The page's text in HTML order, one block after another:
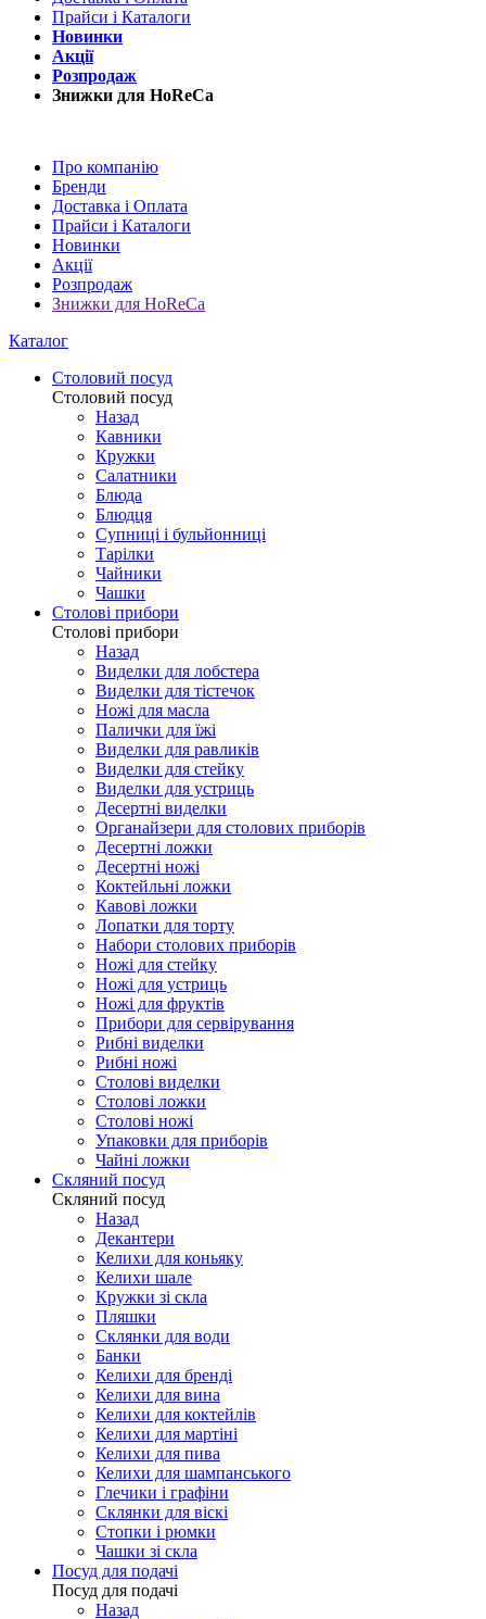
Прайси і Каталоги
Новинки
Акції
Розпродаж
Знижки для HoReCa
Про компанію
Бренди
Доставка і Оплата
Прайси і Каталоги
Новинки
Акції
Розпродаж
Знижки для HoReCa
Каталог
Столовий посуд
Столовий посуд
Назад
Кавники
Кружки
Салатники
Блюда
Блюдця
Супниці і бульйонниці
Тарілки
Чайники
Чашки
Столові прибори
Столові прибори
Назад
Виделки для лобстера
Виделки для тістечок
Ножі для масла
Палички для їжі
Виделки для равликів
Виделки для стейку
Виделки для устриць
Десертні виделки
Органайзери для столових приборів
Десертні ложки
Десертні ножі
Коктейльні ложки
Кавові ложки
Лопатки для торту
Набори столових приборів
Ножі для стейку
Ножі для устриць
Ножі для фруктів
Прибори для сервірування
Рибні виделки
Рибні ножі
Столові виделки
Столові ложки
Столові ножі
Упаковки для приборів
Чайні ложки
Скляний посуд
Скляний посуд
Назад
Декантери
Келихи для коньяку
Келихи шале
Кружки зі скла
Пляшки
Склянки для води
Банки
Келихи для бренді
Келихи для вина
Келихи для коктейлів
Келихи для мартіні
Келихи для пива
Келихи для шампанського
Глечики і графіни
Склянки для віскі
Стопки і рюмки
Чашки зі скла
Посуд для подачі
Посуд для подачі
Назад